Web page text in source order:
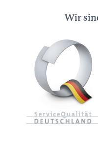
Wir